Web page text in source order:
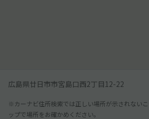
広島県廿日市市宮島口西2丁目12-22
※カーナビ住所検索では正しい場所が示されない
ップで場所をお確かめください。